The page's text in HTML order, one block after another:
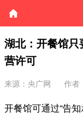
湖北：开餐馆只
营许可
来源：央广网 作者
开餐馆可通过“告